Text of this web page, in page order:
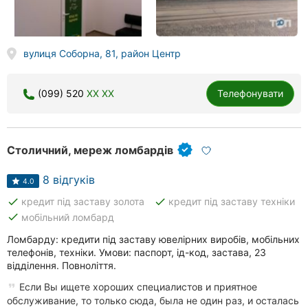
вулиця Соборна, 81, район Центр
(099) 520 XX XX Телефонувати
Столичний, мереж ломбардів
4.0 8 відгуків
done кредит під заставу золота done кредит під заставу техніки
done мобільний ломбард
Ломбарду: кредити під заставу ювелірних виробів, мобільних
телефонів, техніки. Умови: паспорт, ід-код, застава, 23
відділення. Повноліття.
Если Вы ищете хороших специалистов и приятное
обслуживание, то только сюда, была не один раз, и осталась